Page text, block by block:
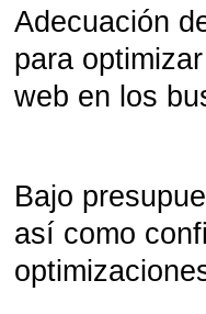
Adecuación
para
web en los
Bajo
así como